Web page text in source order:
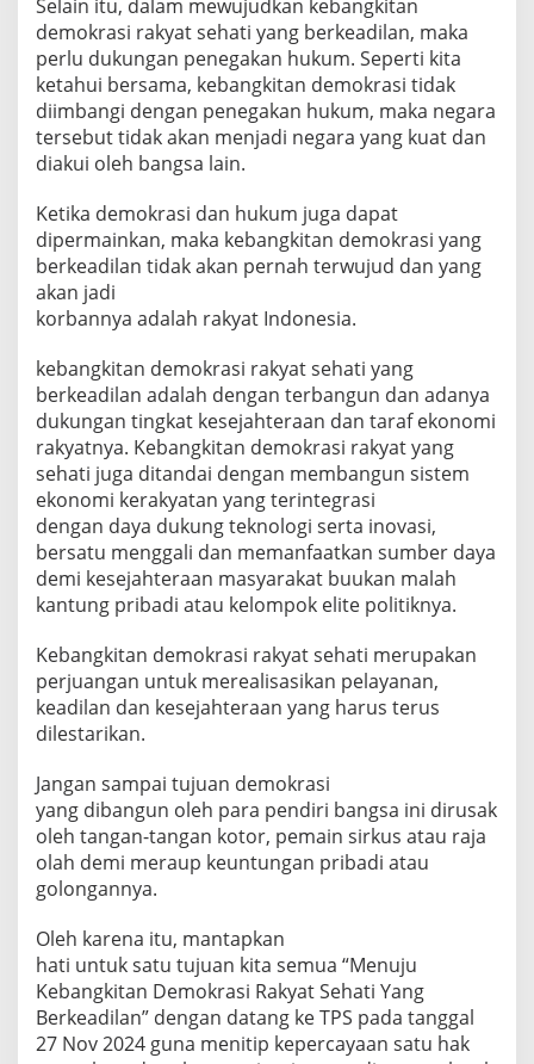
Selain itu, dalam mewujudkan kebangkitan
demokrasi rakyat sehati yang berkeadilan, maka
perlu dukungan penegakan hukum. Seperti kita
ketahui bersama, kebangkitan demokrasi tidak
diimbangi dengan penegakan hukum, maka negara
tersebut tidak akan menjadi negara yang kuat dan
diakui oleh bangsa lain.
Ketika demokrasi dan hukum juga dapat
dipermainkan, maka kebangkitan demokrasi yang
berkeadilan tidak akan pernah terwujud dan yang
akan jadi
korbannya adalah rakyat Indonesia.
kebangkitan demokrasi rakyat sehati yang
berkeadilan adalah dengan terbangun dan adanya
dukungan tingkat kesejahteraan dan taraf ekonomi
rakyatnya. Kebangkitan demokrasi rakyat yang
sehati juga ditandai dengan membangun sistem
ekonomi kerakyatan yang terintegrasi
dengan daya dukung teknologi serta inovasi,
bersatu menggali dan memanfaatkan sumber daya
demi kesejahteraan masyarakat buukan malah
kantung pribadi atau kelompok elite politiknya.
Kebangkitan demokrasi rakyat sehati merupakan
perjuangan untuk merealisasikan pelayanan,
keadilan dan kesejahteraan yang harus terus
dilestarikan.
Jangan sampai tujuan demokrasi
yang dibangun oleh para pendiri bangsa ini dirusak
oleh tangan-tangan kotor, pemain sirkus atau raja
olah demi meraup keuntungan pribadi atau
golongannya.
Oleh karena itu, mantapkan
hati untuk satu tujuan kita semua “Menuju
Kebangkitan Demokrasi Rakyat Sehati Yang
Berkeadilan” dengan datang ke TPS pada tanggal
27 Nov 2024 guna menitip kepercayaan satu hak